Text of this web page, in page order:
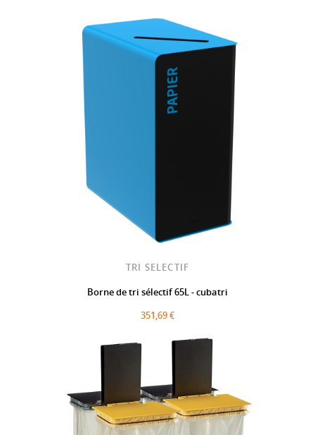
TRI SELECTIF
Borne de tri sélectif 65L - cubatri
351,69 €